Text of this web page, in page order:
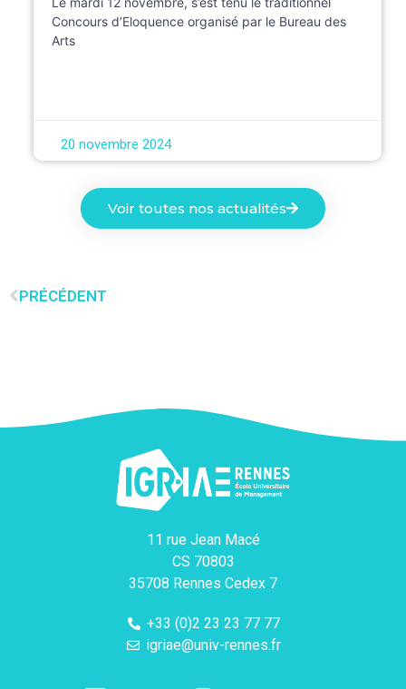
20 novembre 2024
Concours d’Eloquence organisé par le Bureau des
Arts
Voir toutes nos actualités
PRÉCÉDENT
11 rue Jean Macé
CS 70803
35708 Rennes Cedex 7
+33 (0)2 23 23 77 77
igriae@univ-rennes.fr